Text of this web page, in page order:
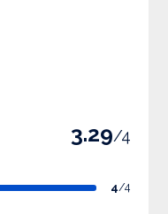
3.29/4
4/4